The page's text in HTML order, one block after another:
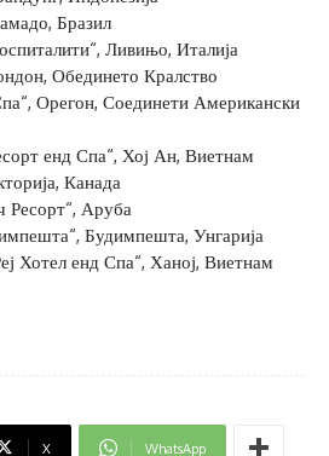
Бразил
Ливињо, Италија
Обединето Кралство
Орегон, Соединети Американски
енд Спа“, Хој Ан, Виетнам
Канада
Ресорт“, Аруба
Будимпешта, Унгарија
Хотел енд Спа“, Ханој, Виетнам
X WhatsApp